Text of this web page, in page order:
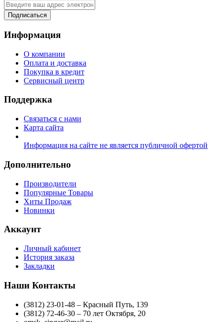
Подписаться
Информация
О компании
Оплата и доставка
Покупка в кредит
Сервисный центр
Поддержка
Связаться с нами
Карта сайта
Информация на сайте не является публичной офертой
Дополнительно
Производители
Популярные Товары
Хиты Продаж
Новинки
Аккаунт
Личный кабинет
История заказа
Закладки
Наши Контакты
(3812) 23-01-48 – Красный Путь, 139
(3812) 72-46-30 – 70 лет Октября, 20